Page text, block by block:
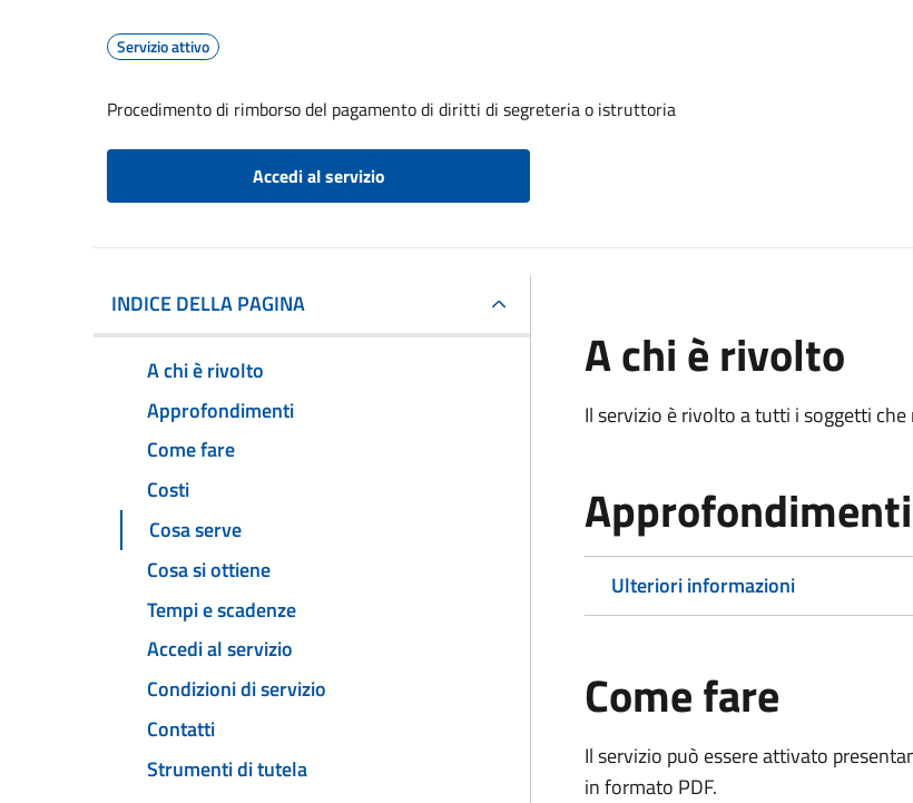
Servizio attivo
Procedimento di rimborso del pagamento di diritti di segreteria o istruttoria
Accedi al servizio
INDICE DELLA PAGINA
A chi è rivolto
Approfondimenti
Come fare
Costi
Cosa serve
Cosa si ottiene
Tempi e scadenze
Accedi al servizio
Condizioni di servizio
Contatti
Strumenti di tutela
A chi è rivolto
Il servizio è rivolto a tutti i soggetti
Approfondimenti
Ulteriori informazioni
Come fare
Il servizio può essere attivato
in formato PDF.